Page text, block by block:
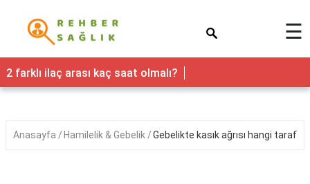
Sağlık
Yaşam
Nedir
☰
2 farklı ilaç arası kaç saat olmalı?
Anasayfa Hamilelik & Gebelik Gebelikte kasık ağrısı hangi tarafta